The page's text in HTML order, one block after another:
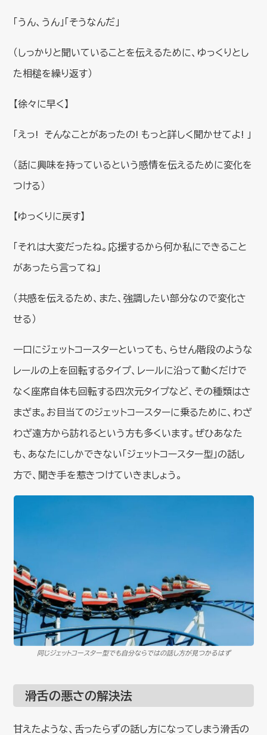
「うん、うん」「そうなんだ」
（しっかりと聞いていることを伝えるために、ゆっくりとし
た相槌を繰り返す）
【徐々に早く】
「えっ! そんなことがあったの! もっと詳しく聞かせてよ! 」
（話に興味を持っているという感情を伝えるために変化を
つける）
【ゆっくりに戻す】
「それは大変だったね。応援するから何か私にできること
があったら言ってね」
（共感を伝えるため、また、強調したい部分なので変化さ
せる）
一口にジェットコースターといっても、らせん階段のような
レールの上を回転するタイプ、レールに沿って動くだけで
なく座席自体も回転する四次元タイプなど、その種類はさ
まざま。お目当てのジェットコースターに乗るために、わざ
わざ遠方から訪れるという方も多くいます。ぜひあなた
も、あなたにしかできない「ジェットコースター型」の話し
方で、聞き手を惹きつけていきましょう。
同じジェットコースター型でも自分ならではの話し方が見つかるはず
滑舌の悪さの解決法
甘えたような、舌ったらずの話し方になってしまう滑舌の